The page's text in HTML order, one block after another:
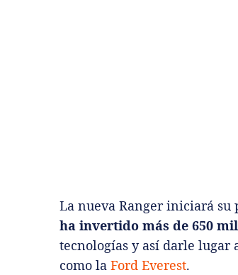
La nueva Ranger iniciará
ha invertido más de 650
tecnologías y así darle lugar
como la Ford Everest.